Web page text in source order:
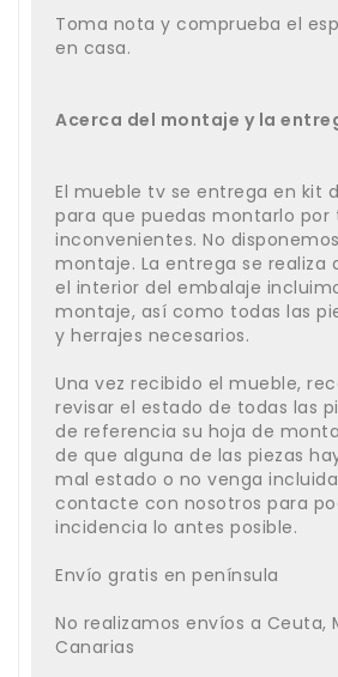
Toma nota y comprueba el
en casa.
Acerca del montaje y la
El mueble tv se entrega en kit
para que puedas montarlo por
inconvenientes. No
montaje. La entrega se realiza
el interior del embalaje
montaje, así como todas las
y herrajes necesarios.
Una vez recibido el mueble,
revisar el estado de todas las
de referencia su hoja de
de que alguna de las piezas
mal estado o no venga
contacte con nosotros para
incidencia lo antes posible.
Envío gratis en península
No realizamos envíos a Ceuta,
Canarias